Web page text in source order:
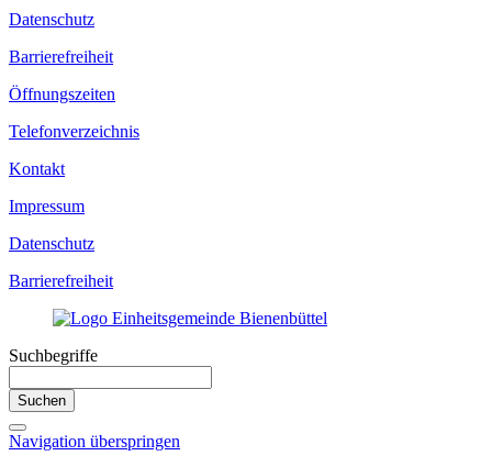
Datenschutz
Barrierefreiheit
Öffnungszeiten
Telefonverzeichnis
Kontakt
Impressum
Datenschutz
Barrierefreiheit
Suchbegriffe
Suchen
Navigation überspringen